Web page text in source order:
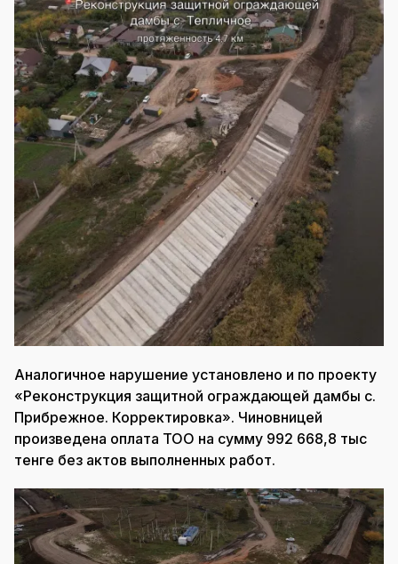
Аналогичное нарушение установлено и по проекту
«Реконструкция защитной ограждающей дамбы с.
Прибрежное. Корректировка». Чиновницей
произведена оплата ТОО на сумму 992 668,8 тыс
тенге без актов выполненных работ.